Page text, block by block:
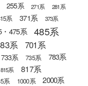
255系 271系
281系
系 371系 373系
・475系 485系
系 701系
733系 735系 783系
815系 817系
系 1000系 2000系